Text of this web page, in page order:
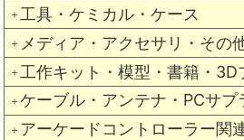
＋ 工具・ケミカル・ケース
＋ メディア・アクセサリ・その
＋ 工作キット・模型・書籍・3D
＋ ケーブル・アンテナ・PCサプ
＋ アーケードコントローラー関